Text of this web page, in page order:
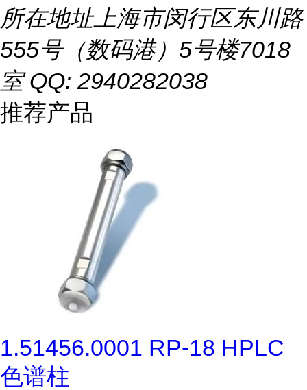
所在地址上海市闵行区东川路
555号（数码港）5号楼7018
室 QQ: 2940282038
推荐产品
1.51456.0001 RP-18 HPLC
色谱柱